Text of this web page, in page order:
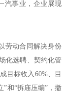
汽事业，企业展现
动合同解决身份
化选聘、契约化管
目标收入60%、目
”和“拆庙压编”，撤